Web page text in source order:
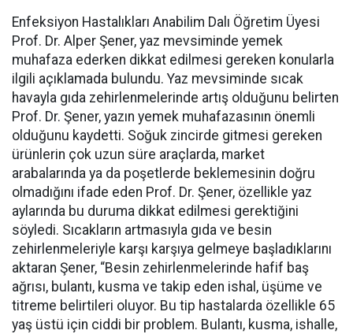
Enfeksiyon Hastalıkları Anabilim Dalı Öğretim Üyesi
Prof. Dr. Alper Şener, yaz mevsiminde yemek
muhafaza ederken dikkat edilmesi gereken konularla
ilgili açıklamada bulundu. Yaz mevsiminde sıcak
havayla gıda zehirlenmelerinde artış olduğunu belirten
Prof. Dr. Şener, yazın yemek muhafazasının önemli
olduğunu kaydetti. Soğuk zincirde gitmesi gereken
ürünlerin çok uzun süre araçlarda, market
arabalarında ya da poşetlerde beklemesinin doğru
olmadığını ifade eden Prof. Dr. Şener, özellikle yaz
aylarında bu duruma dikkat edilmesi gerektiğini
söyledi. Sıcakların artmasıyla gıda ve besin
zehirlenmeleriyle karşı karşıya gelmeye başladıklarını
aktaran Şener, “Besin zehirlenmelerinde hafif baş
ağrısı, bulantı, kusma ve takip eden ishal, üşüme ve
titreme belirtileri oluyor. Bu tip hastalarda özellikle 65
yaş üstü için ciddi bir problem. Bulantı, kusma, ishalle,